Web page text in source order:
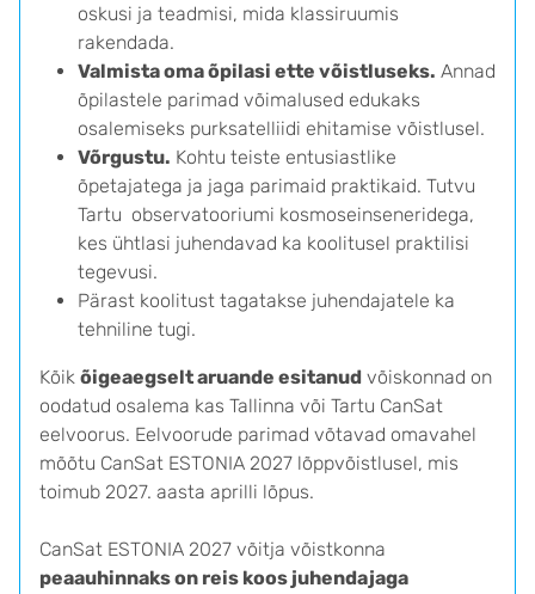
oskusi ja teadmisi, mida klassiruumis
rakendada.
Valmista oma õpilasi ette võistluseks. Annad
õpilastele parimad võimalused edukaks
osalemiseks purksatelliidi ehitamise võistlusel.
Võrgustu. Kohtu teiste entusiastlike
õpetajatega ja jaga parimaid praktikaid. Tutvu
Tartu observatooriumi kosmoseinseneridega,
kes ühtlasi juhendavad ka koolitusel praktilisi
tegevusi.
Pärast koolitust tagatakse juhendajatele ka
tehniline tugi.
Kõik õigeaegselt aruande esitanud võiskonnad on
oodatud osalema kas Tallinna või Tartu CanSat
eelvoorus. Eelvoorude parimad võtavad omavahel
mõõtu CanSat ESTONIA 2027 lõppvõistlusel, mis
toimub 2027. aasta aprilli lõpus.
CanSat ESTONIA 2027 võitja võistkonna
peaauhinnaks on reis koos juhendajaga